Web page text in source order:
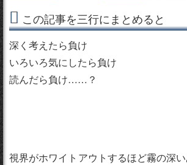
この記事を三行にまとめると
深く考えたら負け
いろいろ気にしたら負け
読んだら負け……？
視界がホワイトアウトするほど霧の深